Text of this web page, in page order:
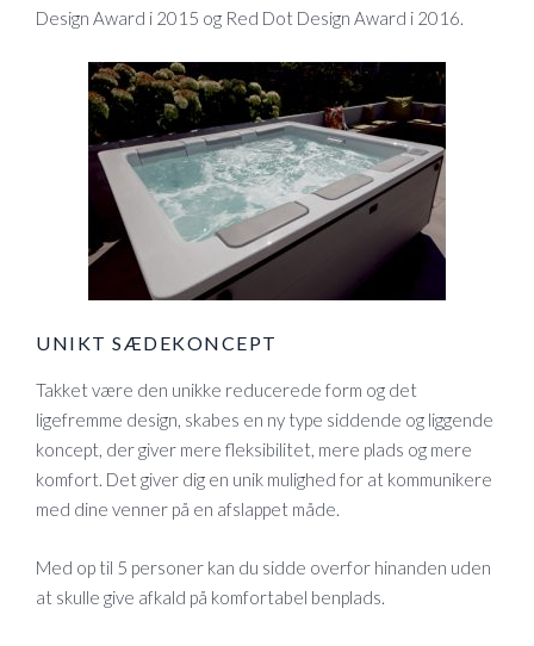
Design Award i 2015 og Red Dot Design Award i 2016.
UNIKT SÆDEKONCEPT
Takket være den unikke reducerede form og det
ligefremme design, skabes en ny type siddende og liggende
koncept, der giver mere fleksibilitet, mere plads og mere
komfort. Det giver dig en unik mulighed for at kommunikere
med dine venner på en afslappet måde.
Med op til 5 personer kan du sidde overfor hinanden uden
at skulle give afkald på komfortabel benplads.